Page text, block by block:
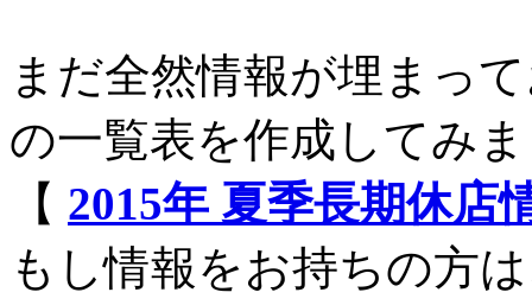
まだ全然情報が埋まっ
の一覧表を作成してみ
【 2015年 夏季長期休店
もし情報をお持ちの方